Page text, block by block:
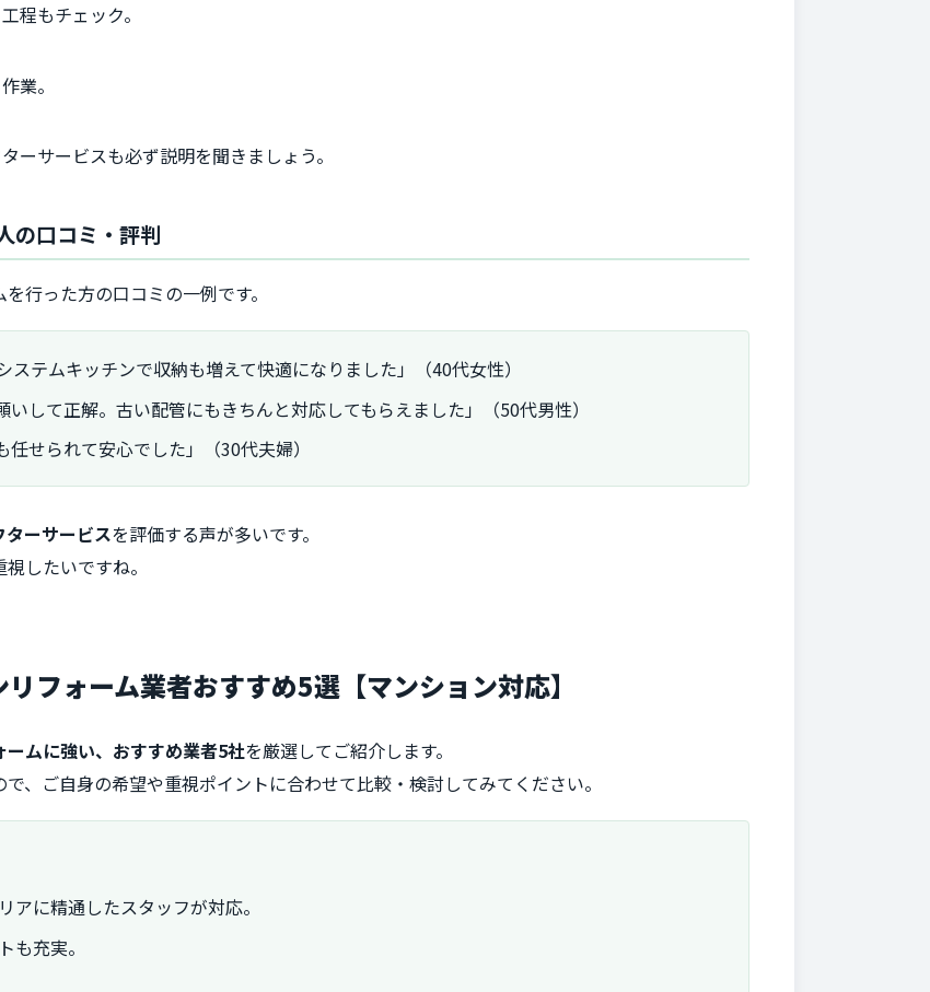
程もチェック。
業。
ーサービスも必ず説明を聞きましょう。
の口コミ・評判
行った方の口コミの一例です。
ステムキッチンで収納も増えて快適になりました」（40代女性）
いして正解。古い配管にもきちんと対応してもらえました」（50代男性）
せられて安心でした」（30代夫婦）
ーサービスを評価する声が多いです。
したいですね。
フォーム業者おすすめ5選【マンション対応】
ムに強い、おすすめ業者5社を厳選してご紹介します。
、ご自身の希望や重視ポイントに合わせて比較・検討してみてください。
に精通したスタッフが対応。
も充実。